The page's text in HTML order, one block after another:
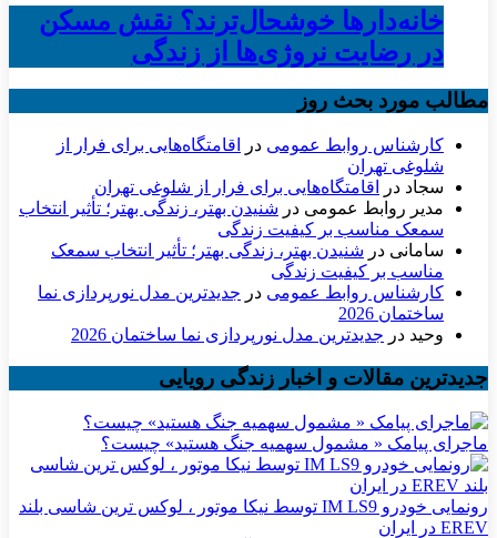
خانه‌دارها خوشحال‌ترند؟ نقش مسکن
در رضایت نروژی‌ها از زندگی
مطالب مورد بحث روز
کارشناس روابط عمومی در
اقامتگاه‌هایی برای فرار از
شلوغی تهران
سجاد در
اقامتگاه‌هایی برای فرار از شلوغی تهران
مدیر روابط عمومی در شنیدن بهتر، زندگی بهتر؛ تأثیر انتخاب
سمعک مناسب بر کیفیت زندگی
سامانی در شنیدن بهتر، زندگی بهتر؛ تأثیر انتخاب سمعک
مناسب بر کیفیت زندگی
کارشناس روابط عمومی در جدیدترین مدل نورپردازی نما
ساختمان 2026
وحید در جدیدترین مدل نورپردازی نما ساختمان 2026
جدیدترین مقالات و اخبار زندگی رویایی
ماجرای پیامک « مشمول سهمیه جنگ هستید» چیست؟
رونمایی خودرو IM LS9 توسط نیکا موتور ، لوکس ترین شاسی بلند
EREV در ایران